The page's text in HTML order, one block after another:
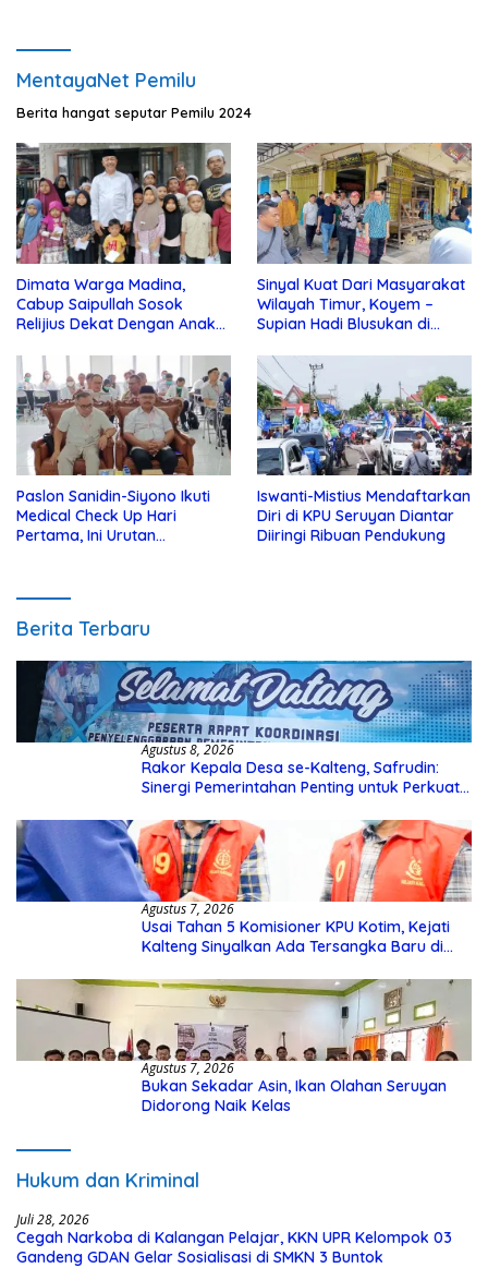
MentayaNet Pemilu
Berita hangat seputar Pemilu 2024
Dimata Warga Madina,
Cabup Saipullah Sosok
Relijius Dekat Dengan Anak
Sinyal Kuat Dari Masyarakat
Wilayah Timur, Koyem –
Supian Hadi Blusukan di
Paslon Sanidin-Siyono Ikuti
Medical Check Up Hari
Pertama, Ini Urutan
Iswanti-Mistius Mendaftarkan
Diri di KPU Seruyan Diantar
Diiringi Ribuan Pendukung
Berita Terbaru
Agustus 8, 2026
Rakor Kepala Desa se-Kalteng, Safrudin:
Sinergi Pemerintahan Penting untuk Perkuat
Agustus 7, 2026
Usai Tahan 5 Komisioner KPU Kotim, Kejati
Kalteng Sinyalkan Ada Tersangka Baru di
Agustus 7, 2026
Bukan Sekadar Asin, Ikan Olahan Seruyan
Didorong Naik Kelas
Hukum dan Kriminal
Juli 28, 2026
Cegah Narkoba di Kalangan Pelajar, KKN UPR Kelompok 03
Gandeng GDAN Gelar Sosialisasi di SMKN 3 Buntok